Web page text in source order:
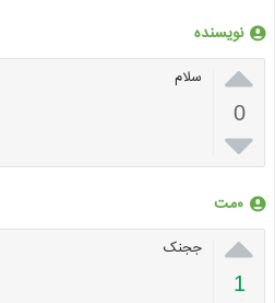
نویسنده

0

سلام
۰مت

1
ججنک